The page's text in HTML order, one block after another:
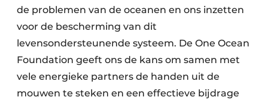
de problemen van de oceanen en ons inzetten
voor de bescherming van dit
levensondersteunende systeem. De One Ocean
Foundation geeft ons de kans om samen met
vele energieke partners de handen uit de
mouwen te steken en een effectieve bijdrage